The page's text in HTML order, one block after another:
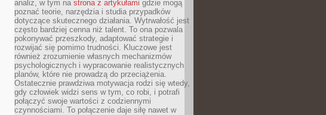
analiz, w tym na strona z artykułami gdzie mogą
poznać teorie, narzędzia i studia przypadków
dotyczące skutecznego działania. Wytrwałość jest
często bardziej cenna niż talent. To ona pozwala
pokonywać przeszkody, adaptować strategie i
rozwijać się pomimo trudności. Kluczowe jest
również zrozumienie własnych mechanizmów
psychologicznych i wypracowanie realistycznych
planów, które nie prowadzą do przeciążenia.
Ostatecznie prawdziwa motywacja rodzi się wtedy,
gdy człowiek widzi sens w tym, co robi, i potrafi
połączyć swoje wartości z codziennymi
czynnościami. To połączenie daje siłę nawet w